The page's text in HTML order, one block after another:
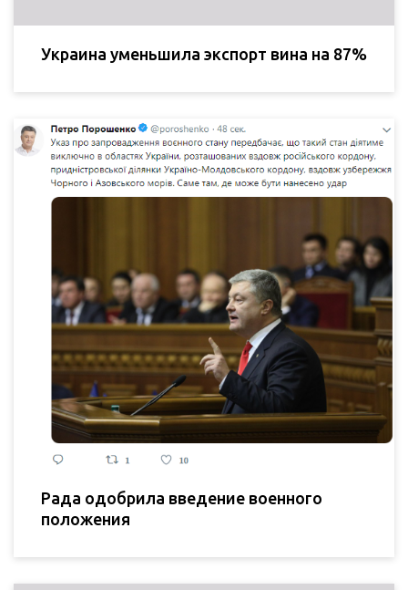
Украина уменьшила экспорт вина на 87%
Рада одобрила введение военного
положения